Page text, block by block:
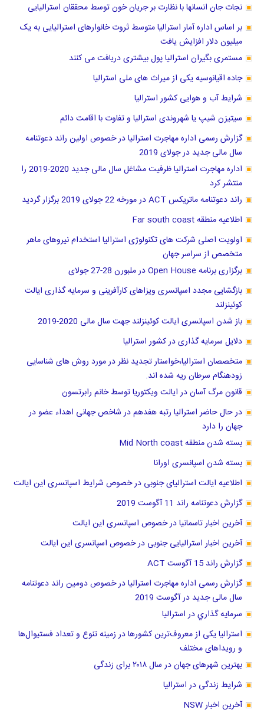
نجات جان انسانها با نظارت بر جریان خون توسط محققان استرالیایی
بر اساس اداره آمار استرالیا متوسط ثروت خانوارهای استرالیایی به یک
میلیون دلار افزایش یافت
مستمری بگیران استرالیا پول بیشتری دریافت می کنند
جاده اقیانوسیه یکی از میراث های ملی استرالیا
شرایط آب و هوایی کشور استرالیا
سیتیزن شیپ یا شهروندی استرالیا و تفاوت با اقامت دائم
گزارش رسمی اداره مهاجرت استرالیا در خصوص اولین راند دعوتنامه
سال مالی جدید در جولای 2019
اداره مهاجرت استرالیا ظرفیت مشاغل سال مالی جدید 2020-2019 را
منتشر کرد
راند دعوتنامه ماتریکس ACT در مورخه 22 جولای 2019 برگزار گردید
اطلاعیه منطقه Far south coast
اولویت اصلی شرکت های تکنولوژی استرالیا استخدام نیروهای ماهر
متخصص از سراسر جهان
برگزاری برنامه Open House در ملبورن 28-27 جولای
بازگشایی مجدد اسپانسری ویزاهای کارآفرینی و سرمایه گذاری ایالت
کوئینزلند
باز شدن اسپانسری ایالت کوئینزلند جهت سال مالی 2020-2019
دلایل سرمایه گذاری در کشور استرالیا
متخصصان استرالیا،خواستار تجدید نظر در مورد روش های شناسایی
زودهنگام سرطان ریه شده اند.
قانون مرگ آسان در ایالت ویکتوریا توسط خانم رابرتسون
در حال حاضر استرالیا رتبه هفدهم در شاخص جهانی اهداء عضو در
جهان را دارد
بسته شدن منطقه Mid North coast
بسته شدن اسپانسری اورانا
اطلاعیه ایالت استرالیای جنوبی در خصوص شرایط اسپانسری این ایالت
گزارش دعوتنامه راند 11 آگوست 2019
آخرین اخبار تاسمانیا در خصوص اسپانسری این ایالت
آخرین اخبار استرالیایی جنوبی در خصوص اسپانسری این ایالت
گزارش راند 15 آگوست ACT
گزارش رسمی اداره مهاجرت استرالیا در خصوص دومین راند دعوتنامه
سال مالی جدید در آگوست 2019
سرمايه گذاري در استراليا
استرالیا یکی از معروف‌ترین کشورها در زمینه تنوع و تعداد فستیوال‌ها
و رویداهای مختلف
بهترین شهرهای جهان در سال ۲۰۱۸ برای زندگی
شرایط زندگی در استرالیا
آخرین اخبار NSW